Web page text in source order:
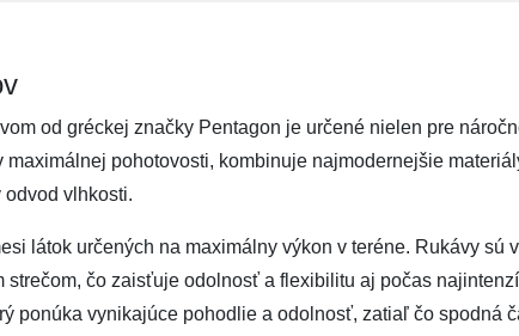
od gréckej značky Pentagon je určené nielen pre
maximálnej pohotovosti, kombinuje najmodernejšie
vlhkosti.
látok určených na maximálny výkon v teréne. Rukávy
strečom, čo zaisťuje odolnosť a flexibilitu aj počas
ponúka vynikajúce pohodlie a odolnosť, zatiaľ čo spodná